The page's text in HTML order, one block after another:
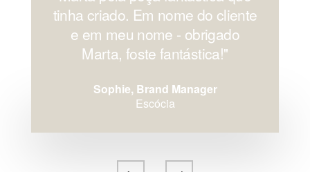
tinha criado. Em nome do cliente
e em meu nome - obrigado
Marta, foste fantástica!''
Sophie, Brand Manager
Escócia